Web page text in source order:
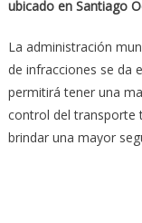
ubicado en Santiago
La administración
de infracciones se da
permitirá tener una
control del transporte
brindar una mayor